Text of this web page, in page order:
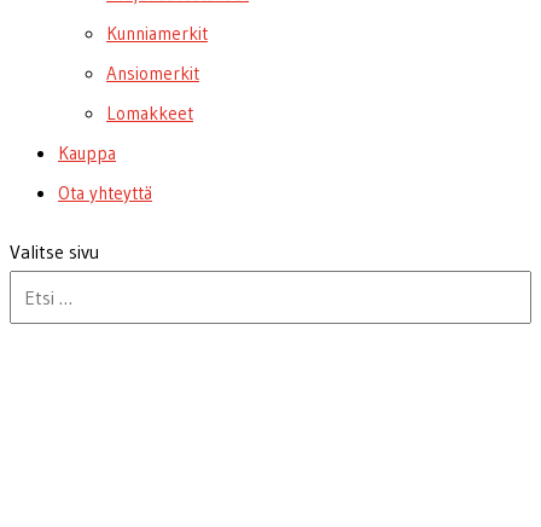
Kunniamerkit
Ansiomerkit
Lomakkeet
Kauppa
Ota yhteyttä
Valitse sivu